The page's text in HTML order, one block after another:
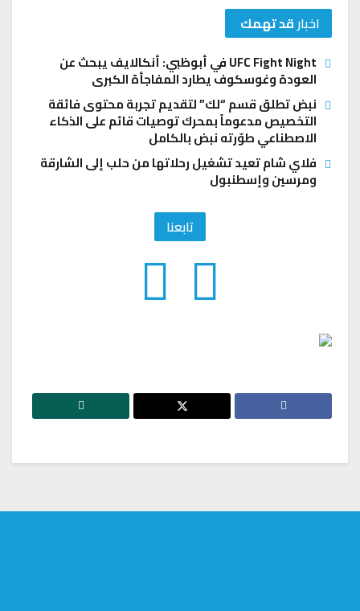
اخبارقد تهمك
UFC Fight Night في أبوظبي: أنكالايف يبحث عن
العودة وغوسكوف يطارد المفاجأة الكبرى
نبض تطلق قسم “لك” لتقديم تجربة محتوى فائقة
التخصيص مدعوماً بمحرك توصيات قائم على الذكاء
الاصطناعي طوّرته نبض بالكامل
فلاي شام تعيد تشغيل رحلاتها من حلب إلى الشارقة
ومرسين وإسطنبول
تابعنا